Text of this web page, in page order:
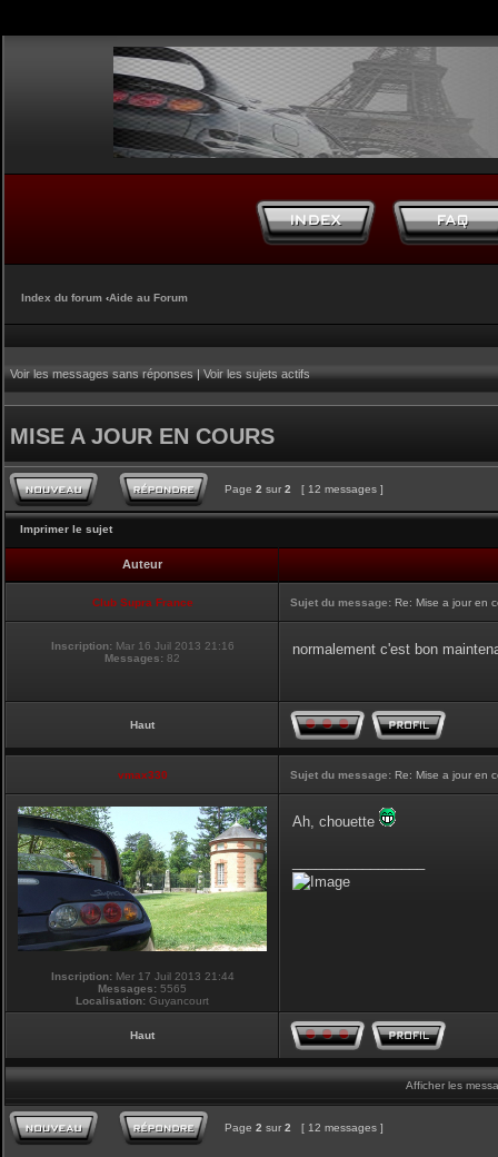
Index du forum ‹Aide au Forum
Voir les messages sans réponses|Voir les sujets actifs
MISE A JOUR EN COURS
Page 2 sur 2 [ 12 messages ]
Imprimer le sujet
Auteur
Club Supra France Sujet du message: Re: Mise a jour en
Inscription: Mar 16 Juil 2013 21:16
Messages: 82
normalement c'est bon
Haut
vmax330 Sujet du message: Re: Mise a jour en
Inscription:Mer 17 Juil 2013 21:44
Messages: 5565
Localisation: Guyancourt
Ah, chouette
Haut
Afficher les
Page 2 sur 2 [ 12 messages ]